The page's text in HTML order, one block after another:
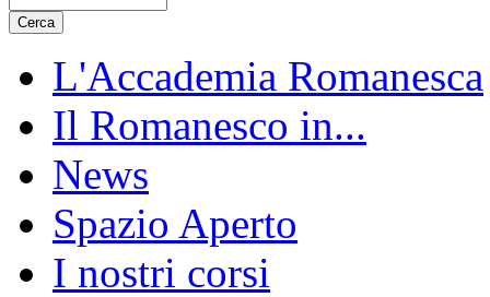
L'Accademia Romanesca
Il Romanesco in...
News
Spazio Aperto
I nostri corsi